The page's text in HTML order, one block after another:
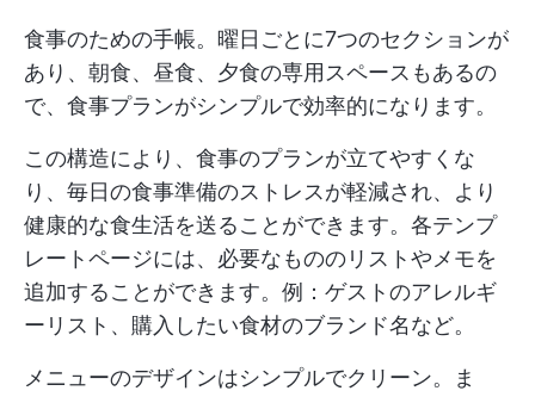
食事のための手帳。曜日ごとに7つのセクションが
あり、朝食、昼食、夕食の専用スペースもあるの
で、食事プランがシンプルで効率的になります。
この構造により、食事のプランが立てやすくな
り、毎日の食事準備のストレスが軽減され、より
健康的な食生活を送ることができます。各テンプ
レートページには、必要なもののリストやメモを
追加することができます。例：ゲストのアレルギ
ーリスト、購入したい食材のブランド名など。
メニューのデザインはシンプルでクリーン。ま